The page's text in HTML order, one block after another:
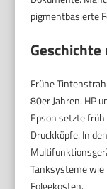
pigmentbasierte
Frühe
80er Jahren. HP
Epson setzte
Druckköpfe. In
Tanksysteme wie
Folgekosten.